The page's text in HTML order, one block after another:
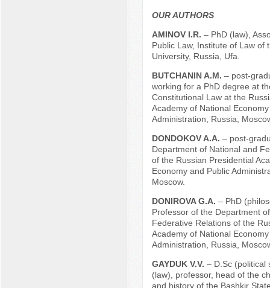
OUR AUTHORS
АMINOV I.R. – PhD (law),
Public Law, Institute of Law of
University, Russia, Ufa.
BUTCHANIN A.M. – post-
working for a PhD degree at
Constitutional Law at the
Academy of National
Administration, Russia,
DONDOKOV A.A. – post-
Department of National and
of the Russian Presidential
Economy and Public
Moscow.
DONIROVA G.A. – PhD
Professor of the Department
Federative Relations of the
Academy of National
Administration, Russia,
GAYDUK V.V. – D.Sc (political
(law), professor, head of the
and history of the Bashkir